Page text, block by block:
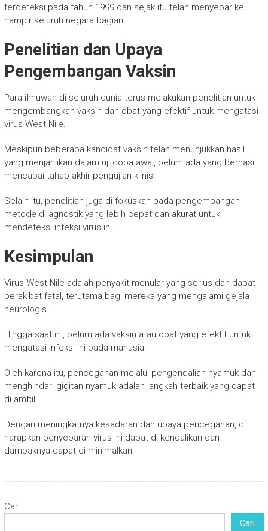
terdeteksi pada tahun 1999 dan sejak itu telah menyebar ke
hampir seluruh negara bagian.
Penelitian dan Upaya
Pengembangan Vaksin
Para ilmuwan di seluruh dunia terus melakukan penelitian untuk
mengembangkan vaksin dan obat yang efektif untuk mengatasi
virus West Nile.
Meskipun beberapa kandidat vaksin telah menunjukkan hasil
yang menjanjikan dalam uji coba awal, belum ada yang berhasil
mencapai tahap akhir pengujian klinis.
Selain itu, penelitian juga di fokuskan pada pengembangan
metode di agnostik yang lebih cepat dan akurat untuk
mendeteksi infeksi virus ini.
Kesimpulan
Virus West Nile adalah penyakit menular yang serius dan dapat
berakibat fatal, terutama bagi mereka yang mengalami gejala
neurologis.
Hingga saat ini, belum ada vaksin atau obat yang efektif untuk
mengatasi infeksi ini pada manusia.
Oleh karena itu, pencegahan melalui pengendalian nyamuk dan
menghindari gigitan nyamuk adalah langkah terbaik yang dapat
di ambil.
Dengan meningkatnya kesadaran dan upaya pencegahan, di
harapkan penyebaran virus ini dapat di kendalikan dan
dampaknya dapat di minimalkan.
Cari
Cari